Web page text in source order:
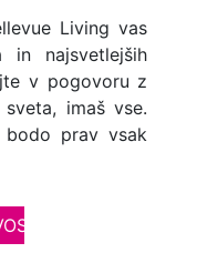
Living vas
najsvetlejših
v pogovoru z
imaš vse.
bodo prav vsak